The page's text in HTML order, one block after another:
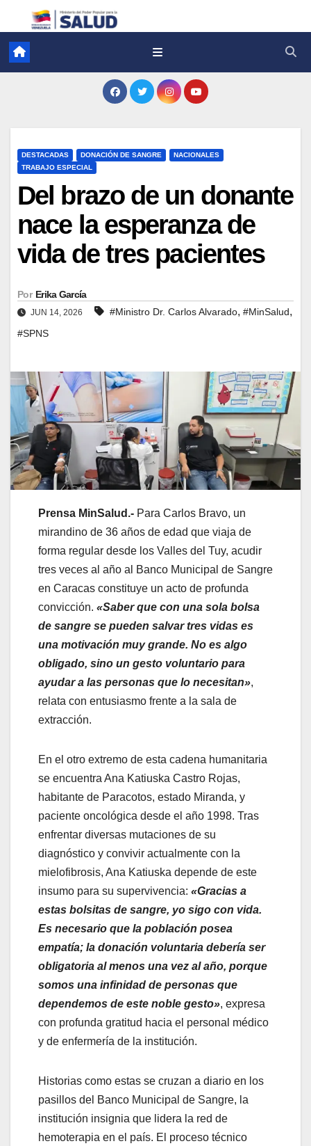
DESTACADAS DONACIÓN DE SANGRE
NACIONALES
TRABAJO ESPECIAL
Del brazo de un donante
nace la esperanza de
vida de tres pacientes
Por Erika García
JUN 14, 2026 #Ministro Dr. Carlos Alvarado, #MinSalud,
#SPNS
Prensa MinSalud.- Para Carlos Bravo, un
mirandino de 36 años de edad que viaja de
forma regular desde los Valles del Tuy, acudir
tres veces al año al Banco Municipal de Sangre
en Caracas constituye un acto de profunda
convicción. «Saber que con una sola bolsa
de sangre se pueden salvar tres vidas es
una motivación muy grande. No es algo
obligado, sino un gesto voluntario para
ayudar a las personas que lo necesitan»,
relata con entusiasmo frente a la sala de
extracción.
En el otro extremo de esta cadena humanitaria
se encuentra Ana Katiuska Castro Rojas,
habitante de Paracotos, estado Miranda, y
paciente oncológica desde el año 1998. Tras
enfrentar diversas mutaciones de su
diagnóstico y convivir actualmente con la
mielofibrosis, Ana Katiuska depende de este
insumo para su supervivencia: «Gracias a
estas bolsitas de sangre, yo sigo con vida.
Es necesario que la población posea
empatía; la donación voluntaria debería ser
obligatoria al menos una vez al año, porque
somos una infinidad de personas que
dependemos de este noble gesto», expresa
con profunda gratitud hacia el personal médico
y de enfermería de la institución.
Historias como estas se cruzan a diario en los
pasillos del Banco Municipal de Sangre, la
institución insignia que lidera la red de
hemoterapia en el país. El proceso técnico